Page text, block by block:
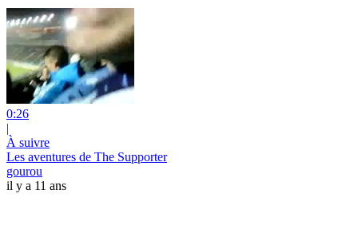
0:26
|
À suivre
Les aventures de The Supporter
gourou
il y a 11 ans